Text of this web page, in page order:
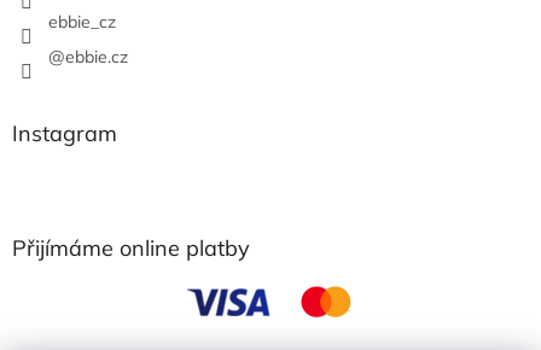
ebbie_cz
@ebbie.cz
Instagram
Přijímáme online platby